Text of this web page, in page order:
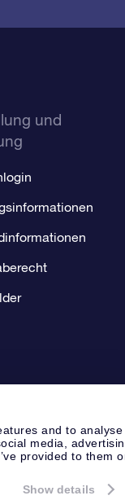
and to analyse
media,
provided to them
Show details
und